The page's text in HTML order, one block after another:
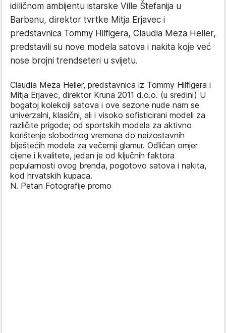
idiličnom ambijentu istarske Ville Štefanija u
Barbanu, direktor tvrtke Mitja Erjavec i
predstavnica Tommy Hilfigera, Claudia Meza Heller,
predstavili su nove modela satova i nakita koje već
nose brojni trendseteri u svijetu.
Claudia Meza Heller, predstavnica iz Tommy Hilfigera i
Mitja Erjavec, direktor Kruna 2011 d.o.o. (u sredini) U
bogatoj kolekciji satova i ove sezone nude nam se
univerzalni, klasični, ali i visoko sofisticirani modeli za
različite prigode; od sportskih modela za aktivno
korištenje slobodnog vremena do neizostavnih
blještećih modela za večernji glamur. Odličan omjer
cijene i kvalitete, jedan je od ključnih faktora
popularnosti ovog brenda, pogotovo satova i nakita,
kod hrvatskih kupaca.
N. Petan Fotografije promo